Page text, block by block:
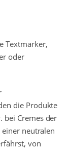
Textmarker,
oder
die Produkte
bei Cremes der
neutralen
von